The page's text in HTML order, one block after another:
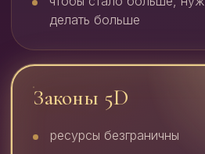
делать больше
Законы 5D
ресурсы безграничны